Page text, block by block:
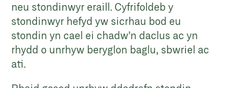
neu stondinwyr eraill. Cyfrifoldeb y
stondinwyr hefyd yw sicrhau bod eu
stondin yn cael ei chadw’n daclus ac yn
rhydd o unrhyw beryglon baglu, sbwriel ac
ati.